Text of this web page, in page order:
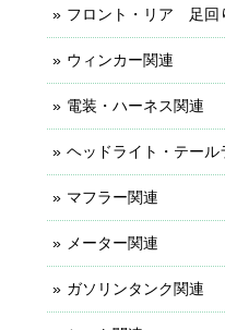
フロント・リア 足回
ウィンカー関連
電装・ハーネス関連
ヘッドライト・テール
マフラー関連
メーター関連
ガソリンタンク関連